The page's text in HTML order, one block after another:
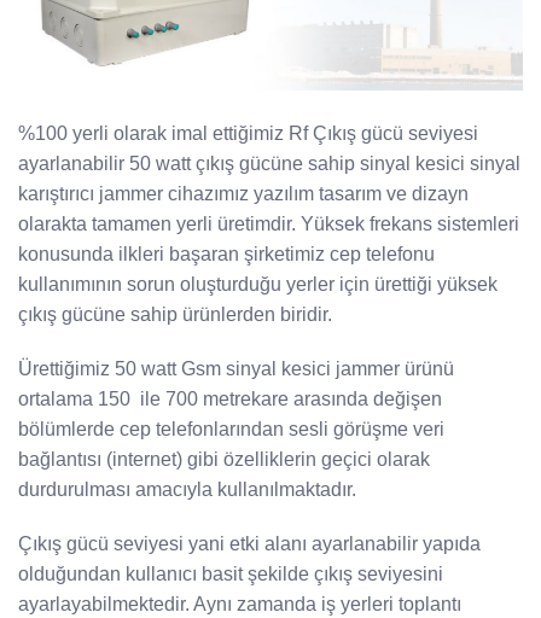
%100 yerli olarak imal ettiğimiz Rf Çıkış gücü seviyesi
ayarlanabilir 50 watt çıkış gücüne sahip sinyal kesici sinyal
karıştırıcı jammer cihazımız yazılım tasarım ve dizayn
olarakta tamamen yerli üretimdir. Yüksek frekans sistemleri
konusunda ilkleri başaran şirketimiz cep telefonu
kullanımının sorun oluşturduğu yerler için ürettiği yüksek
çıkış gücüne sahip ürünlerden biridir.
Ürettiğimiz 50 watt Gsm sinyal kesici jammer ürünü
ortalama 150 ile 700 metrekare arasında değişen
bölümlerde cep telefonlarından sesli görüşme veri
bağlantısı (internet) gibi özelliklerin geçici olarak
durdurulması amacıyla kullanılmaktadır.
Çıkış gücü seviyesi yani etki alanı ayarlanabilir yapıda
olduğundan kullanıcı basit şekilde çıkış seviyesini
ayarlayabilmektedir. Aynı zamanda iş yerleri toplantı